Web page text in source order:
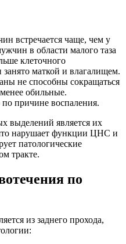
встречается чаще, чем у
в области малого таза
клеточного
маткой и влагалищем.
не способны сокращаться
обильные.
по причине воспаления.
выделений является их
нарушает функции ЦНС и
патологические
тракте.
по
из заднего прохода,